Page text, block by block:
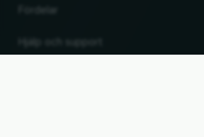
Fördelar